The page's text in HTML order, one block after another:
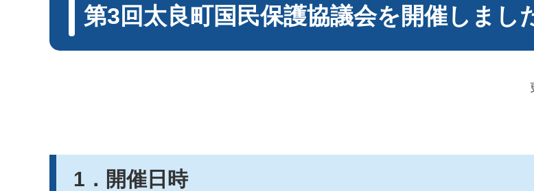
第3回太良町国民保護協議会を開催しまし
1．開催日時